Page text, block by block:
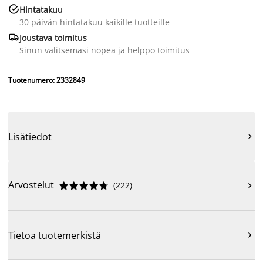
Hintatakuu
30 päivän hintatakuu kaikille tuotteille
Joustava toimitus
Sinun valitsemasi nopea ja helppo toimitus
Tuotenumero: 2332849
Lisätiedot 
Arvostelut 




 (222) 
Tietoa tuotemerkistä 